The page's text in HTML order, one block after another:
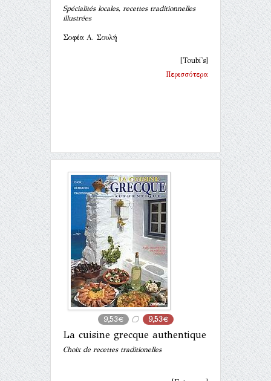
Spécialités locales, recettes traditionnelles
illustrées
Σοφία Α. Σουλή
[Toubi's]
Περισσότερα
9,53€ 9,53€
La cuisine grecque authentique
Choix de recettes traditionelles